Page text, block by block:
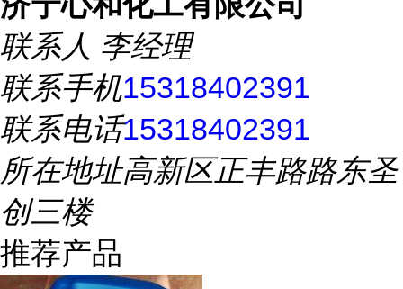
联系人 李经理
联系手机15318402391
联系电话15318402391
所在地址高新区正丰路路东圣
创三楼
推荐产品